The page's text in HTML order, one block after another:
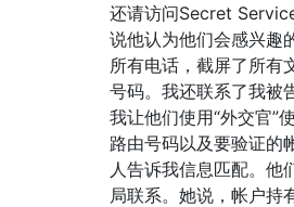
还请访问Secret
说他认为他们会感兴趣
所有电话，截屏了所有
号码。我还联系了我被
我让他们使用“外交官”
路由号码以及要验证的
人告诉我信息匹配。他
局联系。她说，帐户持